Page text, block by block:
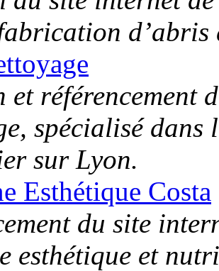
et référencement
spécialisé dans
sur Lyon.
Esthétique Costa
du site
esthétique et